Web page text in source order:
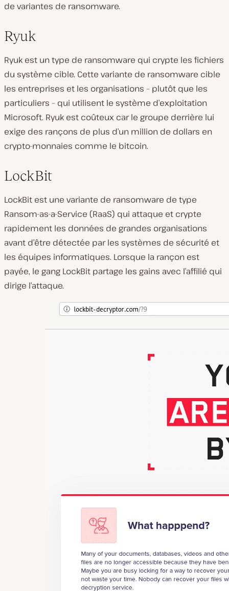
de variantes de ransomware.
Ryuk
Ryuk est un type de ransomware qui crypte les fichiers
du système cible. Cette variante de ransomware cible
les entreprises et les organisations – plutôt que les
particuliers – qui utilisent le système d’exploitation
Microsoft. Ryuk est coûteux car le groupe derrière lui
exige des rançons de plus d’un million de dollars en
crypto-monnaies comme le bitcoin.
LockBit
LockBit est une variante de ransomware de type
Ransom-as-a-Service (RaaS) qui attaque et crypte
rapidement les données de grandes organisations
avant d’être détectée par les systèmes de sécurité et
les équipes informatiques. Lorsque la rançon est
payée, le gang LockBit partage les gains avec l’affilié qui
dirige l’attaque.